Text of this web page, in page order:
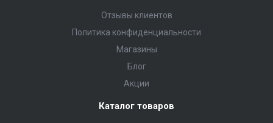
Отзывы клиентов
Политика конфиденциальности
Магазины
Блог
Акции
Каталог товаров